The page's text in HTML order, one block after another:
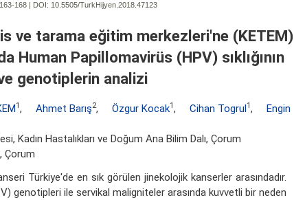
163-168 | DOI: 10.5505/TurkHijyen.2018.47123
ve tarama eğitim merkezleri'ne (KETEM)
Human Papillomavirüs (HPV) sıklığının
genotiplerin analizi
1 , Ahmet Barış2, Özgur Kocak1 , Cihan Togrul1 ,
Engin
Kadın Hastalıkları ve Doğum Ana Bilim Dalı, Çorum
Çorum
Türkiye'de en sık görülen jinekolojik kanserler arasındadır.
genotipleri ile servikal maligniteler arasında kuvvetli bir neden